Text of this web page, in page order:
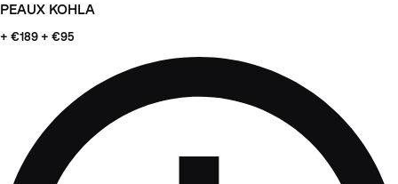
PEAUX KOHLA
+ €189 + €95